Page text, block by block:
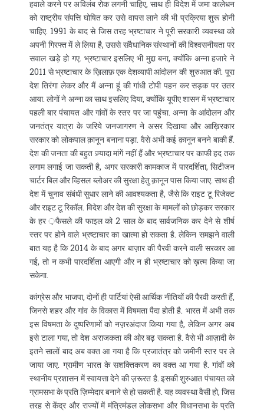
हवाले करने पर अविलंब रोक लगनी चाहिए, साथ ही विदेश में जमा कालेधन
को राष्ट्रीय संपत्ति घोषित कर उसे वापस लाने की भी प्रक्रिया शुरू होनी
चाहिए. 1991 के बाद से जिस तरह भ्रष्टाचार ने पूरी सरकारी व्यवस्था को
अपनी गिरफ्त में ले लिया है, उससे संवैधानिक संस्थानों की विश्‍वसनीयता पर
सवाल खड़े हो गए. भ्रष्टाचार इसलिए भी मुद्दा बना, क्योंकि अन्ना हजारे ने
2011 से भ्रष्टाचार के ख़िलाफ़ एक देशव्यापी आंदोलन की शुरुआत की. पूरा
देश तिरंगा लेकर और मैं अन्ना हूं की गांधी टोपी पहन कर सड़क पर उतर
आया. लोगों ने अन्ना का साथ इसलिए दिया, क्योंकि यूपीए शासन में भ्रष्टाचार
पहली बार पंचायत और गांवों के स्तर पर जा पहुंचा. अन्ना के आंदोलन और
जनतंत्र यात्रा के जरिये जनजागरण ने असर दिखाया और आख़िरकार
सरकार को लोकपाल क़ानून बनाना पड़ा. वैसे अभी कई क़ानून बनने बाकी हैं.
देश की जनता की बहुत ज़्यादा मांगें नहीं हैं और भ्रष्टाचार पर काफी हद तक
लगाम लगाई जा सकती है, अगर सरकारी कामकाज में पारदर्शिता, सिटीजन
चार्टर बिल और व्हिसल ब्लोअर की सुरक्षा हेतु क़ानून पास किया जाए. साथ ही
देश में चुनाव संबंधी सुधार लाने की आवश्यकता है, जैसे कि राइट टू रिजेक्ट
और राइट टू रिकॉल. विदेश और देश की सुरक्षा के मामलों को छोड़कर सरकार
के हर ़फैसले की फाइल को 2 साल के बाद सार्वजनिक कर देने से शीर्ष
स्तर पर होने वाले भ्रष्टाचार का खात्मा हो सकता है. लेकिन समझने वाली
बात यह है कि 2014 के बाद अगर बाज़ार की पैरवी करने वाली सरकार आ
गई, तो न कभी पारदर्शिता आएगी और न ही भ्रष्टाचार को ख़त्म किया जा
सकेगा.
कांग्रेस और भाजपा, दोनों ही पार्टियां ऐसी आर्थिक नीतियों की पैरवी करती हैं,
जिनसे शहर और गांव के विकास में विषमता पैदा होती है. भारत में अभी तक
इस विषमता के दुष्परिणामों को नज़रअंदाज किया गया है, लेकिन अगर अब
इसे टाला गया, तो देश अराजकता की ओर बढ़ सकता है. वैसे भी आज़ादी के
इतने सालों बाद अब वक्त आ गया है कि प्रजातंत्र को जमीनी स्तर पर ले
जाया जाए. ग्रामीण भारत के सशक्तिकरण का वक्त आ गया है. गांवों को
स्थानीय प्रशासन में स्वायत्ता देने की ज़रूरत है. इसकी शुरुआत पंचायत को
ग्रामसभा के प्रति ज़िम्मेदार बनाने से हो सकती है. यह व्यवस्था वैसी हो, जिस
तरह से केंद्र और राज्यों में मंत्रिमंडल लोकसभा और विधानसभा के प्रति